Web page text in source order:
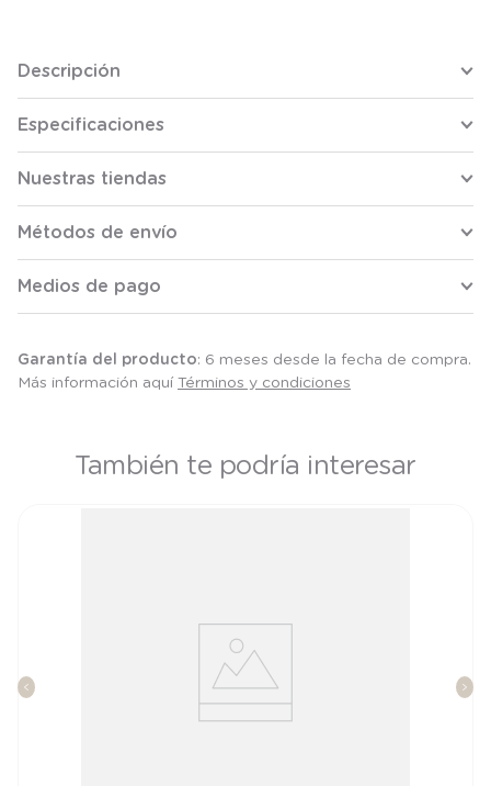
Descripción
Especificaciones
Nuestras tiendas
Métodos de envío
Medios de pago
Garantía del producto: 6 meses desde la fecha de compra.
Más información aquí Términos y condiciones
También te podría interesar